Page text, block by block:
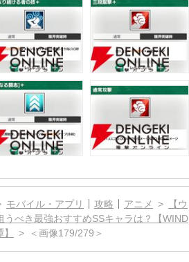
モバイル・アプリ 攻略 アニメ
【ウ
うべき最強おすすめSSキャラは？【WIND
＜画像179/279＞